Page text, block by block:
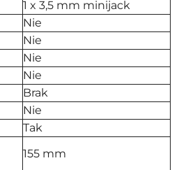
1 x 3,5 mm minijack
Nie
Nie
Nie
Nie
Brak
Nie
Tak
155 mm